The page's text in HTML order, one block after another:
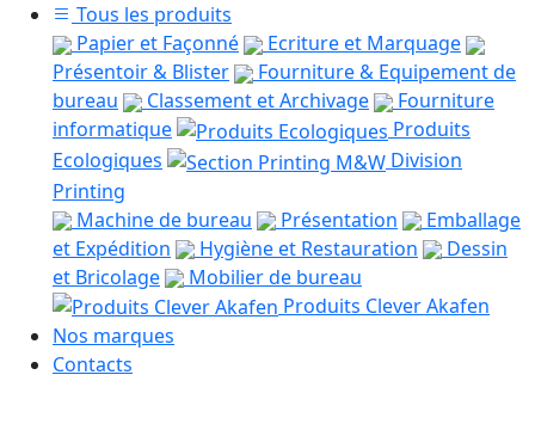
Tous les produits
Papier et Façonné
Ecriture et Marquage
Présentoir & Blister
Fourniture & Equipement de
bureau
Classement et Archivage
Fourniture
informatique
Produits
Ecologiques
Division
Printing
Machine de bureau
Présentation
Emballage
et Expédition
Hygiène et Restauration
Dessin
et Bricolage
Mobilier de bureau
Produits Clever Akafen
Nos marques
Contacts